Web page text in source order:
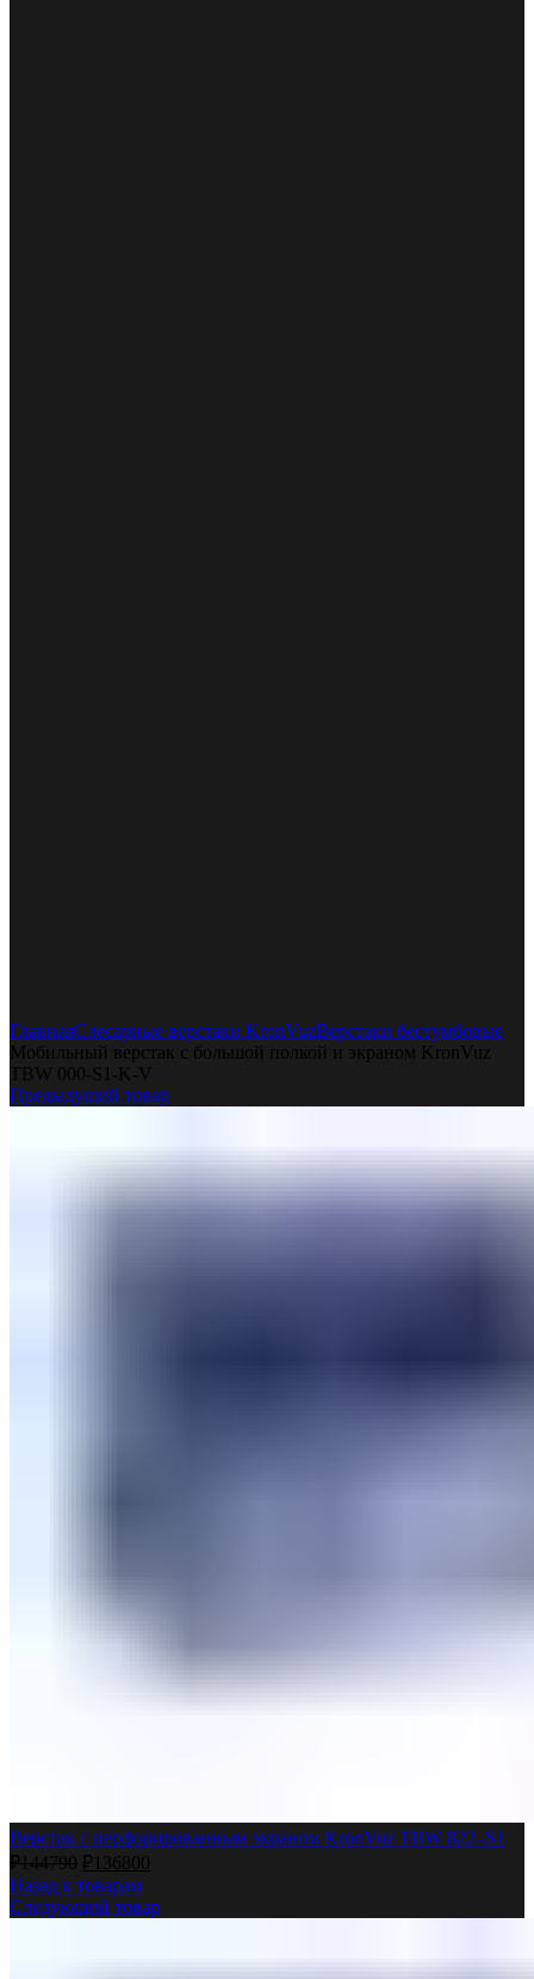
ГлавнаяСлесарные верстаки KronVuzВерстаки бестумбовые
Мобильный верстак с большой полкой и экраном KronVuz
TBW 000-S1-K-V
Предыдущий товар
Верстак с перфорированным экраном KronVuz TBW 822–S1
₽144790 ₽ 136800
Назад к товарам
Следующий товар